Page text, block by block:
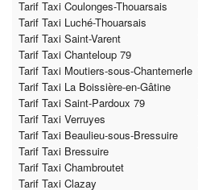
Tarif Taxi Coulonges-Thouarsais
Tarif Taxi Luché-Thouarsais
Tarif Taxi Saint-Varent
Tarif Taxi Chanteloup 79
Tarif Taxi Moutiers-sous-Chantemerle
Tarif Taxi La Boissière-en-Gâtine
Tarif Taxi Saint-Pardoux 79
Tarif Taxi Verruyes
Tarif Taxi Beaulieu-sous-Bressuire
Tarif Taxi Bressuire
Tarif Taxi Chambroutet
Tarif Taxi Clazay